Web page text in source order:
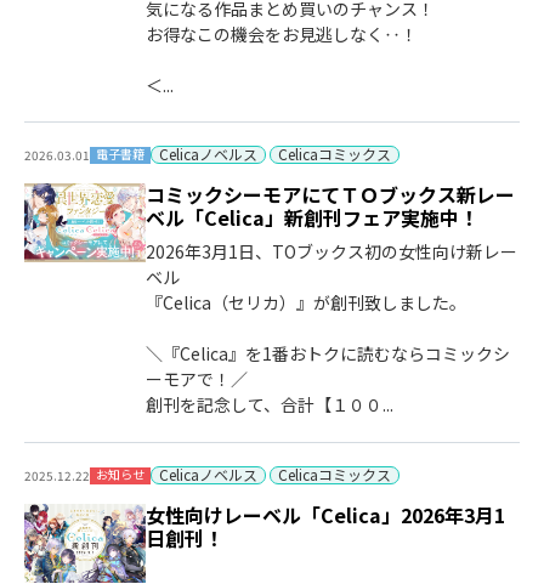
気になる作品まとめ買いのチャンス！
お得なこの機会をお見逃しなく‥！
＜...
2026.03.01 電子書籍 Celicaノベルス Celicaコミックス
コミックシーモアにてＴＯブックス新レー
ベル「Celica」新創刊フェア実施中！
2026年3月1日、TOブックス初の女性向け新レー
ベル
『Celica（セリカ）』が創刊致しました。
＼『Celica』を1番おトクに読むならコミックシ
ーモアで！／
創刊を記念して、合計【１００...
2025.12.22 お知らせ Celicaノベルス Celicaコミックス
女性向けレーベル「Celica」2026年3月1
日創刊！